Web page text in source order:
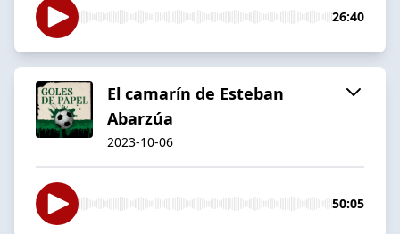
26:40
El camarín de Esteban
Abarzúa
2023-10-06
50:05